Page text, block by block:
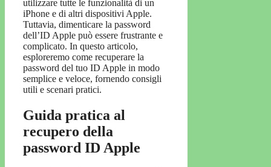
utilizzare tutte le funzionalità di un
iPhone e di altri dispositivi Apple.
Tuttavia, dimenticare la password
dell’ID Apple può essere frustrante e
complicato. In questo articolo,
esploreremo come recuperare la
password del tuo ID Apple in modo
semplice e veloce, fornendo consigli
utili e scenari pratici.
Guida pratica al
recupero della
password ID Apple